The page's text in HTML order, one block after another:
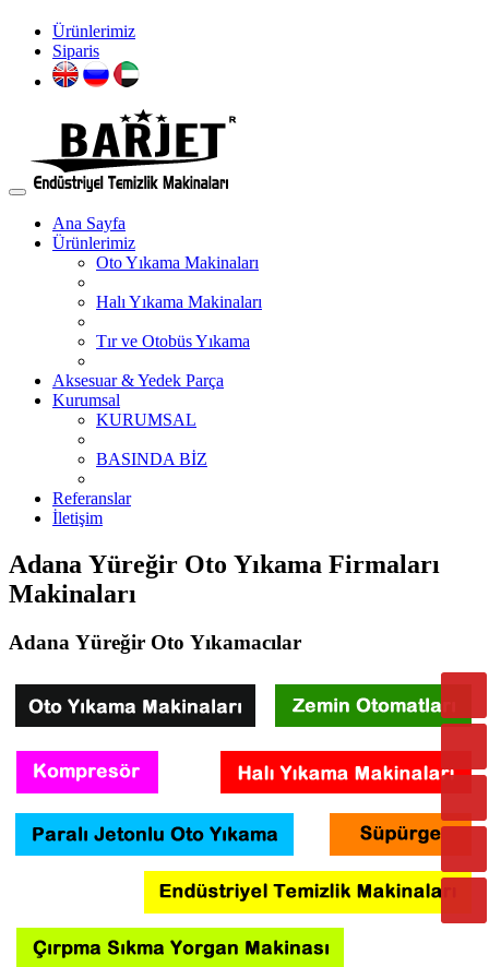
Ürünlerimiz
Siparis
Ana Sayfa
Ürünlerimiz
Oto Yıkama Makinaları
Halı Yıkama Makinaları
Tır ve Otobüs Yıkama
Aksesuar & Yedek Parça
Kurumsal
KURUMSAL
BASINDA BİZ
Referanslar
İletişim
Adana Yüreğir Oto Yıkama Firmaları
Makinaları
Adana Yüreğir Oto Yıkamacılar